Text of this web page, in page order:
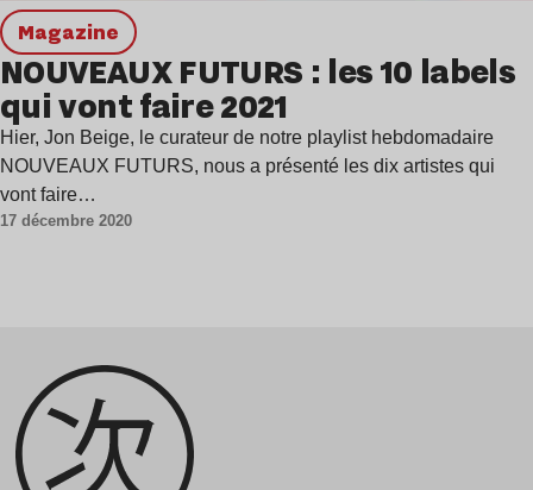
magazine
NOUVEAUX FUTURS : les 10 labels
qui vont faire 2021
Hier, Jon Beige, le curateur de notre playlist hebdomadaire
NOUVEAUX FUTURS, nous a présenté les dix artistes qui
vont faire…
17 décembre 2020